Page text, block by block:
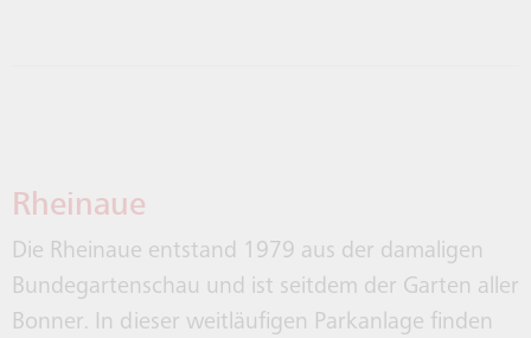
Rheinaue
Die Rheinaue entstand 1979 aus der damaligen
Bundegartenschau und ist seitdem der Garten aller
Bonner. In dieser weitläufigen Parkanlage finden